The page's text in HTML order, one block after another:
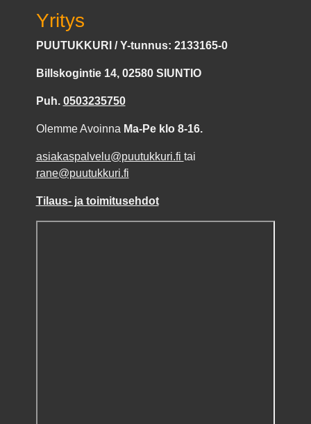
Yritys
PUUTUKKURI / Y-tunnus: 2133165-0
Billskogintie 14, 02580 SIUNTIO
Puh. 0503235750
Olemme Avoinna Ma-Pe klo 8-16.
asiakaspalvelu@puutukkuri.fi tai
rane@puutukkuri.fi
Tilaus- ja toimitusehdot